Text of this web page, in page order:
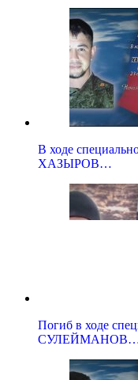
В ходе
ХАЗЫРОВ…
Погиб в ходе